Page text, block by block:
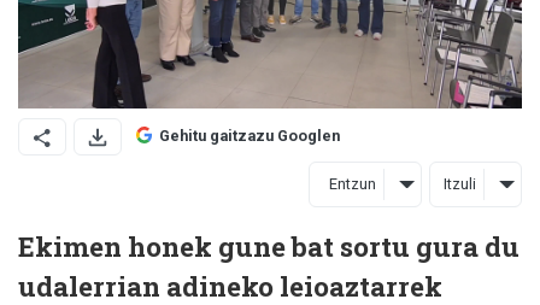
Gehitu gaitzazu Googlen
Entzun Itzuli
Ekimen honek gune bat sortu gura du
udalerrian adineko leioaztarrek